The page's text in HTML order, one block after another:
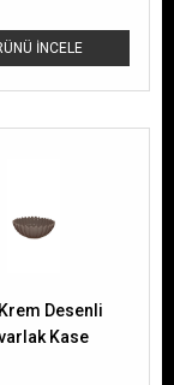
İNCELE
Desenli
Kase